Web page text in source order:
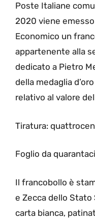
Poste Italiane
2020 viene
Economico un
appartenente alla
dedicato a Pietro
della medaglia
relativo al valore
Tiratura:
Foglio da
Il francobollo è
e Zecca dello Stato
carta bianca,